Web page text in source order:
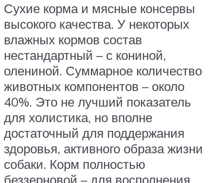
Сухие корма и мясные консервы
высокого качества. У некоторых
влажных кормов состав
нестандартный – с кониной,
олениной. Суммарное количество
животных компонентов – около
40%. Это не лучший показатель
для холистика, но вполне
достаточный для поддержания
здоровья, активного образа жизни
собаки. Корм полностью
беззерновой – для восполнения